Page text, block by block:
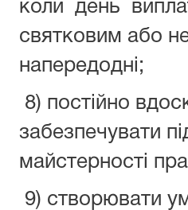
коли день
святковим або
напередодні;
8) постійно
забезпечувати
майстерності
9) створювати